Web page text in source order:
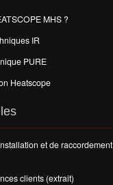
MHS ?
IR
PURE
Heatscope
et de raccordement
clients (extrait)